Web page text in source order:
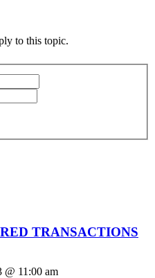
to this topic.
TRANSACTIONS
@ 11:00 am